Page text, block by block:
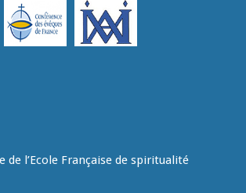
de l’Ecole Française de spiritualité